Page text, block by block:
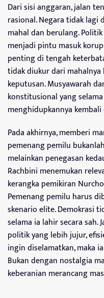
Dari sisi anggaran, jalan
rasional. Negara tidak lagi
mahal dan berulang.
menjadi pintu masuk
penting di tengah
tidak diukur dari mahalnya
keputusan. Musyawarah
konstitusional yang
menghidupkannya
Pada akhirnya, memberi
pemenang pemilu
melainkan penegasan
Rachbini menemukan
kerangka pemikiran
Pemenang pemilu harus
skenario elite. Demokrasi
selama ia lahir secara sah.
politik yang lebih jujur,
ingin diselamatkan, maka
Bukan dengan nostalgia
keberanian merancang